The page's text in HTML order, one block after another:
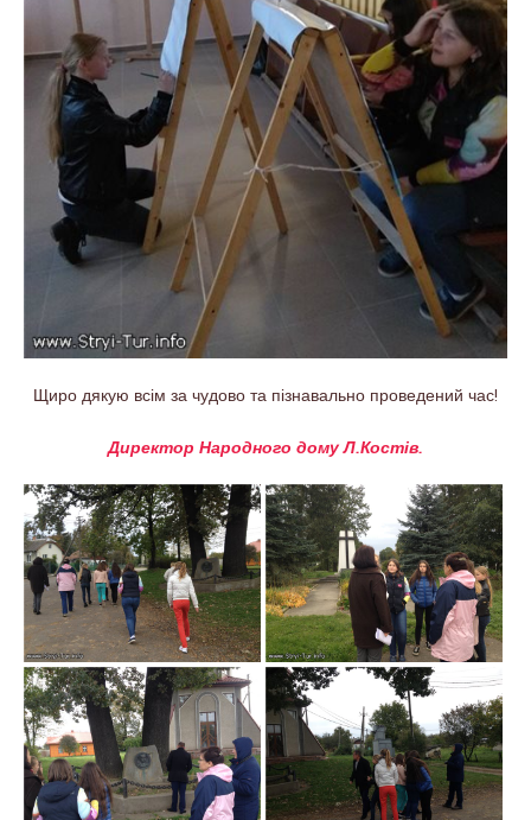
Щиро дякую всім за чудово та пізнавально проведений час!
Директор Народного дому Л.Костів.